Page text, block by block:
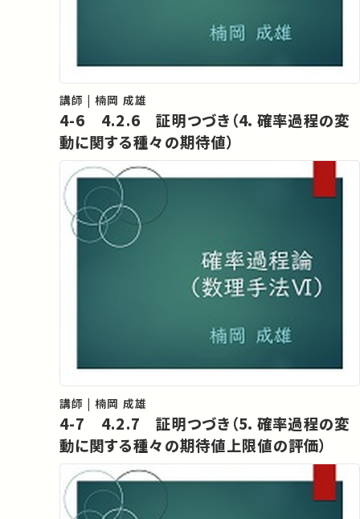
講師 | 楠岡 成雄
4-6 4.2.6 証明つづき（4．確率過程の変
動に関する種々の期待値）
講師 | 楠岡 成雄
4-7 4.2.7 証明つづき（5．確率過程の変
動に関する種々の期待値上限値の評価）